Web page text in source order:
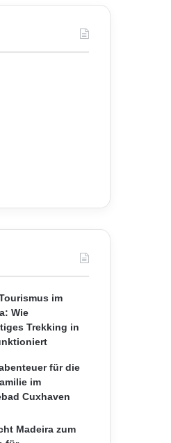
im
Wie
Trekking in
für die
im
Cuxhaven
Madeira zum